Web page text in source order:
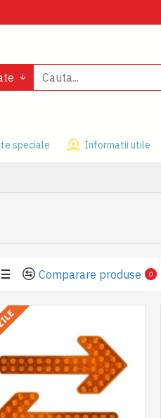
speciale Informatii utile
Comparare produse 0